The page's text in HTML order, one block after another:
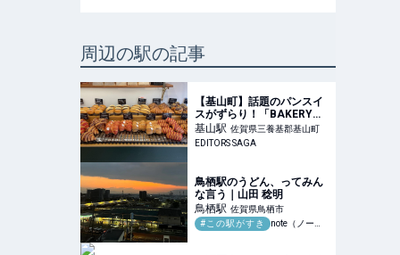
周辺の駅の記事
【基山町】話題のパンスイ
スがずらり！「BAKERY
K105」1周年でメニュー一
新｜EDITORS SAGA
基山駅 佐賀県三養基郡基山町
EDITORS SAGA
鳥栖駅のうどん、ってみん
な言う｜山田 稔明
鳥栖駅 佐賀県鳥栖市
#この駅がすき
note（ノート）